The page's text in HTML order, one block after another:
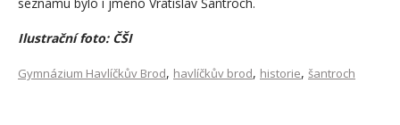
Ilustrační foto: ČŠI
Gymnázium Havlíčkův Brod, havlíčkův brod, historie, šantroch